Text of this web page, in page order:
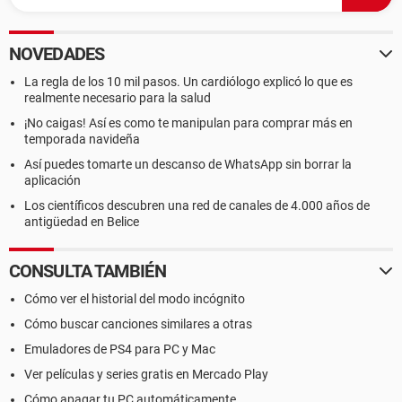
NOVEDADES
La regla de los 10 mil pasos. Un cardiólogo explicó lo que es
realmente necesario para la salud
¡No caigas! Así es como te manipulan para comprar más en
temporada navideña
Así puedes tomarte un descanso de WhatsApp sin borrar la
aplicación
Los científicos descubren una red de canales de 4.000 años de
antigüedad en Belice
CONSULTA TAMBIÉN
Cómo ver el historial del modo incógnito
Cómo buscar canciones similares a otras
Emuladores de PS4 para PC y Mac
Ver películas y series gratis en Mercado Play